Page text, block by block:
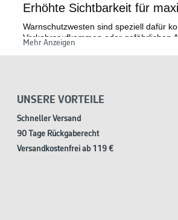
Erhöhte Sichtbarkeit für
Warnschutzwesten sind speziell dafür
Verkehrsaufkommen oder gefährlichen
reflektierenden Streifen sind sie bei
Dämmerung oder bei Nacht, wenn die
In Europa müssen Warnschutzwesten
entspricht, bietet nachweislich den
werden.
Verwendung in
Sicherheitsdienste und Lagerarbeiter
privaten Bereich, zum Beispiel beim
Mehr Anzeigen
UNSERE VORTEILE
Schneller Versand
90 Tage Rückgaberecht
Versandkostenfrei ab 119 €